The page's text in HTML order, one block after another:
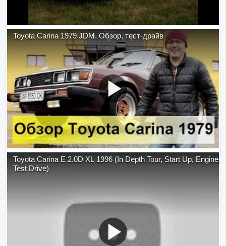
Toyota Carina 1979 JDM. Обзор, тест-драйв
Toyota Carina E 2.0D XL 1996 (In Depth Tour, Start Up, Engine,
Test Drive)